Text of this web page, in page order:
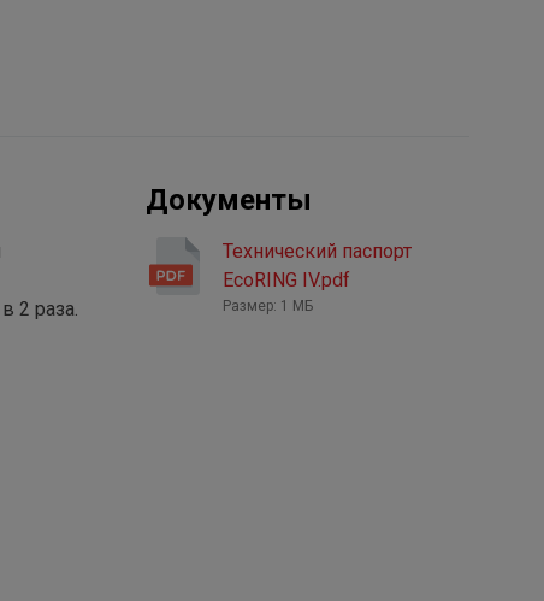
2 раза.
Документы
Технический паспорт
EcoRING IV.pdf
Размер: 1 МБ